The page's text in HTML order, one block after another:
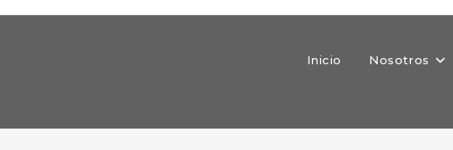
Inicio Nosotros